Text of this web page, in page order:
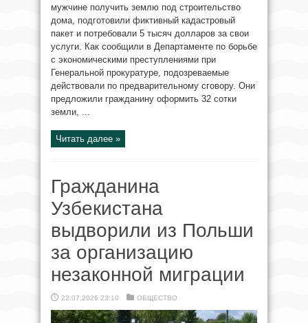
мужчине получить землю под строительство
дома, подготовили фиктивный кадастровый
пакет и потребовали 5 тысяч долларов за свои
услуги. Как сообщили в Департаменте по борьбе
с экономическими преступлениями при
Генеральной прокуратуре, подозреваемые
действовали по предварительному сговору. Они
предложили гражданину оформить 32 сотки
земли, ...
Читать далее »
Гражданина
Узбекистана
выдворили из Польши
за организацию
незаконной миграции
22.07.2026 23:10 ОБЩЕСТВО